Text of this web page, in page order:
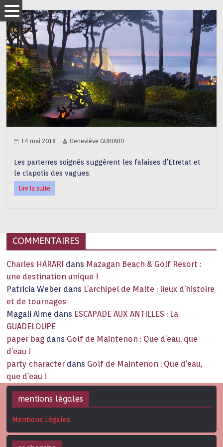
14 mai 2018 Geneviève GUIHARD
Les parterres soignés suggèrent les falaises d’Etretat et
le clapotis des vagues.
Lire la suite
COMMENTAIRES
Charles HARARI dans Mazagan Beach & Golf Resort :
une destination unique !
Patricia Weber dans L’archipel de Malte : lieux d’histoire
et de tournages
Magali Aime dans ESCAPADE AUX ANTILLES : La
GUADELOUPE
paper bag dans Golf de Maintenon : Que d’eau, que
d’eau !
party character dans Golf de Maintenon : Que d’eau,
que d’eau !
mentions légales
Mentions Légales